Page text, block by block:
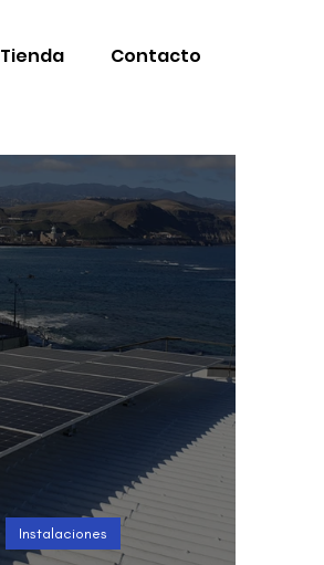
Tienda Contacto
Instalaciones